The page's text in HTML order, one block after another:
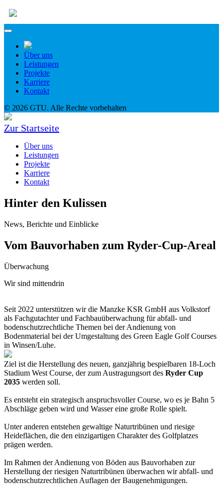
Über uns
Leistungen
Projekte
Karriere
Kontakt
© 2026 GTU. Alle Rechte vorbehalten
Zur Startseite
Über uns
Leistungen
Projekte
Karriere
Kontakt
Hinter den Kulissen
News, Berichte und Einblicke
Vom Bauvorhaben zum Ryder-Cup-Areal
Überwachung
Wir sind mittendrin
Seit 2022 unterstützen wir die Manzke KSR GmbH aus Volkstorf
als Fachgutachter und Fachbauüberwachung für abfall- und
bodenschutzrechtliche Themen bei der Andienung von
Bodenmaterial bei der Umgestaltung des Green Eagle Golf Courses
in Winsen/Luhe.
Ziel ist die Herstellung des neuen, ganzjährig bespielbaren 18-Loch
Stadium West Course, der zum Austragungsort des Ryder Cup
2035 werden soll.
Es entsteht ein strategisch anspruchsvoller Course, wo es je Bahn 5
Abschläge geben wird und Wasser eine große Rolle spielt.
Unter anderen entstehen gewaltige Naturtribünen und riesige
Heideflächen, die den einzigartigen Charakter des Golfplatzes
prägen werden.
Im Rahmen der Andienung von Böden aus Bauvorhaben zur
Herstellung der riesigen Naturtribünen überwachen wir abfall- und
bodenschutzrechtlichen Auflagen der Baugenehmigungen.